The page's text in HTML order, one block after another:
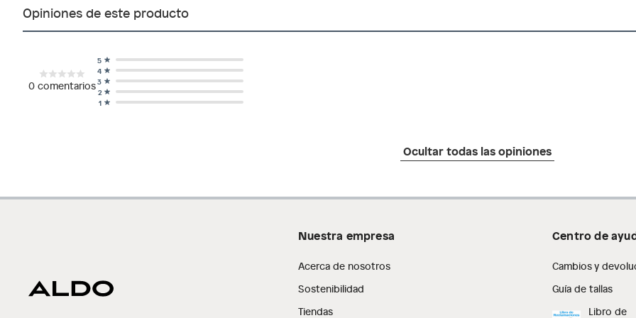
Opiniones de este producto
0 comentarios
1
2
3
4
5
Ocultar todas las opiniones
Nuestra empresa
Acerca de nosotros
Sostenibilidad
Tiendas
Centro de
Cambios y
Guía de tallas
Libro de